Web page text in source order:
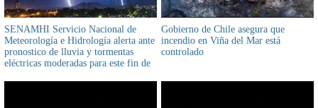
SENAMHI Servicio Nacional de
Meteorología e Hidrología alerta ante
pronostico de lluvia y tormentas
eléctricas moderadas para este fin de
Gobierno de Chile asegura que
incendio en Viña del Mar está
controlado